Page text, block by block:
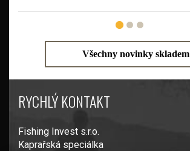
Všechny novinky skladem
RYCHLÝ KONTAKT
Fishing Invest s.r.o.
Kaprařská speciálka